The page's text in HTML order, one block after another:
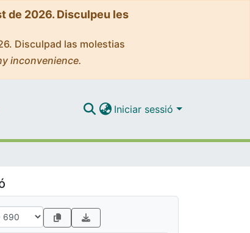
de 2026. Disculpeu les
Disculpad las molestias
inconvenience.
Iniciar sessió